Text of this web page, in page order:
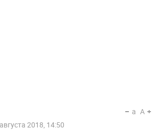
2018, 14:50
a A